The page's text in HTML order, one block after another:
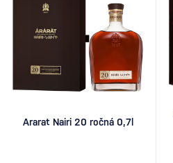
Ararat Nairi 20 ročná 0,7l